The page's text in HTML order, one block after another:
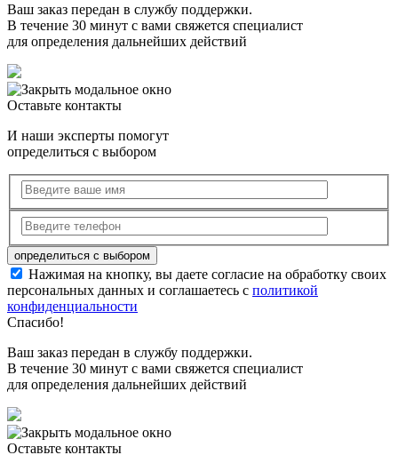
Ваш заказ передан в службу поддержки.
В течение 30 минут с вами свяжется специалист
для определения дальнейших действий
Оставьте контакты
И наши эксперты помогут
определиться с выбором
Нажимая на кнопку, вы даете согласие на обработку своих
персональных данных и соглашаетесь с политикой
конфиденциальности
Спасибо!
Ваш заказ передан в службу поддержки.
В течение 30 минут с вами свяжется специалист
для определения дальнейших действий
Оставьте контакты